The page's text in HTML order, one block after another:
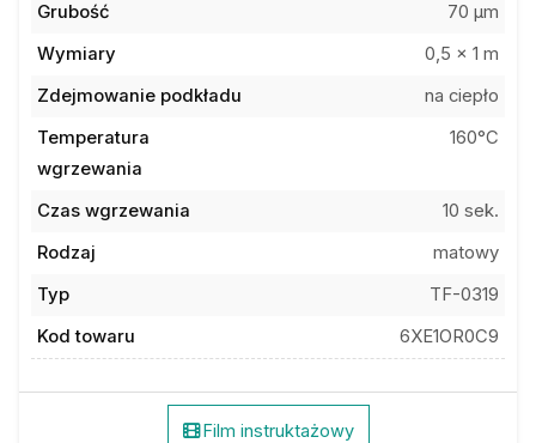
Grubość
70 µm
Wymiary
0,5 x 1 m
Zdejmowanie podkładu
na ciepło
Temperatura
wgrzewania
160°C
Czas wgrzewania
10 sek.
Rodzaj
matowy
Typ
TF-0319
Kod towaru
6XE1OR0C9
Film instruktażowy